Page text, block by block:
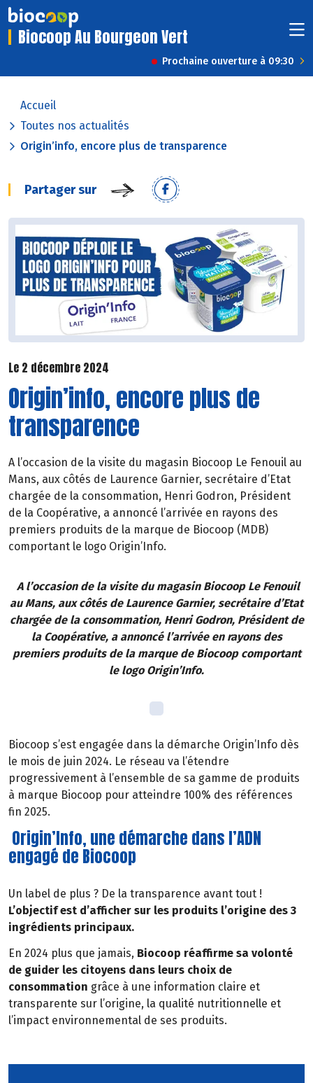
Biocoop Au Bourgeon Vert
Prochaine ouverture à 09:30
Accueil
Toutes nos actualités
Origin’info, encore plus de transparence
Partager sur
Le 2 décembre 2024
Origin’info, encore plus de
transparence
A l’occasion de la visite du magasin Biocoop Le Fenouil au
Mans, aux côtés de Laurence Garnier, secrétaire d’Etat
chargée de la consommation, Henri Godron, Président
de la Coopérative, a annoncé l’arrivée en rayons des
premiers produits de la marque de Biocoop (MDB)
comportant le logo Origin’Info.
A l’occasion de la visite du magasin Biocoop Le Fenouil
au Mans, aux côtés de Laurence Garnier, secrétaire d’Etat
chargée de la consommation, Henri Godron, Président de
la Coopérative, a annoncé l’arrivée en rayons des
premiers produits de la marque de Biocoop comportant
le logo Origin’Info.
Biocoop s’est engagée dans la démarche Origin’Info dès
le mois de juin 2024. Le réseau va l’étendre
progressivement à l’ensemble de sa gamme de produits
à marque Biocoop pour atteindre 100% des références
fin 2025.
Origin’Info, une démarche dans l’ADN
engagé de Biocoop
Un label de plus ? De la transparence avant tout !
L’objectif est d’afficher sur les produits l’origine des 3
ingrédients principaux.
En 2024 plus que jamais, Biocoop réaffirme sa volonté
de guider les citoyens dans leurs choix de
consommation grâce à une information claire et
transparente sur l’origine, la qualité nutritionnelle et
l’impact environnemental de ses produits.